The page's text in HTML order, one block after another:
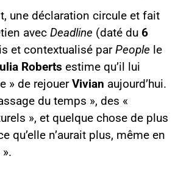
une déclaration circule et fait
avec Deadline (daté du 6
et contextualisé parPeople le
Roberts estime qu’il lui
» de rejouerVivian aujourd’hui.
du temps », des «
», et quelque chose de plus
qu’elle n’aurait plus, même en